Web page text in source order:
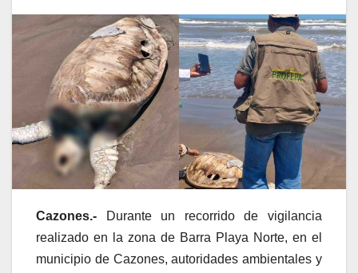
Cazones.- Durante un recorrido de vigilancia
realizado en la zona de Barra Playa Norte, en el
municipio de Cazones, autoridades ambientales y